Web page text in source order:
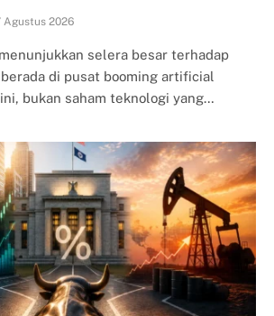
Agustus 2026
selera besar terhadap
di pusat booming artificial
bukan saham teknologi yang…